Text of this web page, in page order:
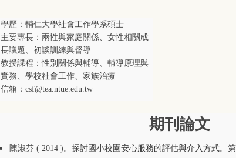
學歷：輔仁大學社會工作學系碩士
主要專長：兩性與家庭關係、女性相關成
長議題、初談訓練與督導
教授課程：性別關係與輔導、輔導原理與
實務、學校社會工作、家族治療
信箱：csf@tea.ntue.edu.tw
期刊論文
陳淑芬 ( 2014 )。 探討國小校園安心服務的評估與介入方式。